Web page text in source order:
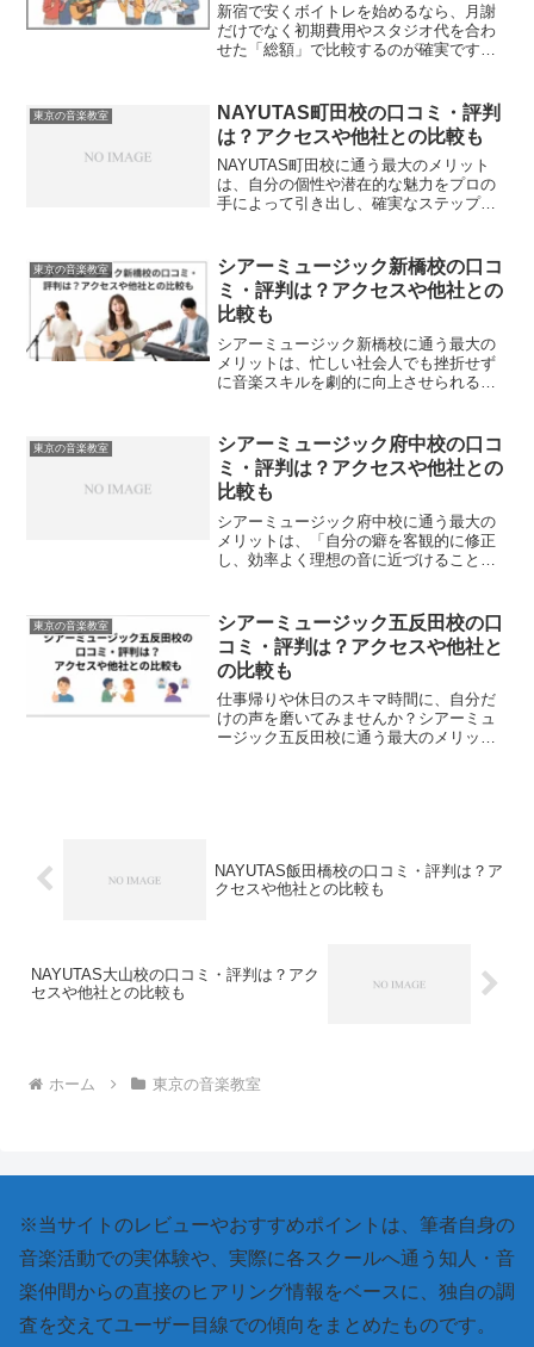
新宿で安くボイトレを始めるなら、月謝
だけでなく初期費用やスタジオ代を合わ
せた「総額」で比較するのが確実です。
あたりの単価を比べ、最後に実際の体験
レッスンで相性を確かめる...
東京の音楽教室
NAYUTAS町田校の口コミ・評判
は？アクセスや他社との比較も
NAYUTAS町田校に通う最大のメリット
は、自分の個性や潜在的な魅力をプロの
手によって引き出し、確実なステップア
すが、プロの客観的な視点とメソッドを
取り入れることで、無...
東京の音楽教室
シアーミュージック新橋校の口コ
ミ・評判は？アクセスや他社との
比較も
シアーミュージック新橋校に通う最大の
メリットは、忙しい社会人でも挫折せず
に音楽スキルを劇的に向上させられる点
ん。しかし、プロの客観的な指導を定期
的に受けることで、発声の癖や...
東京の音楽教室
シアーミュージック府中校の口コ
ミ・評判は？アクセスや他社との
比較も
シアーミュージック府中校に通う最大の
メリットは、「自分の癖を客観的に修正
し、効率よく理想の音に近づけること」
まいがちですが、プロの耳を通すことで
上達の階段を最短で登ること...
東京の音楽教室
シアーミュージック五反田校の口
コミ・評判は？アクセスや他社と
の比較も
仕事帰りや休日のスキマ時間に、自分だ
けの声を磨いてみませんか？シアーミュ
ージック五反田校に通う最大のメリット
NAYUTAS飯田橋校の口コミ・評判は？ア
クセスや他社との比較も
NAYUTAS大山校の口コミ・評判は？アク
セスや他社との比較も
ホーム 東京の音楽教室
※当サイトのレビューやおすすめポイントは、筆者自身の
音楽活動での実体験や、実際に各スクールへ通う知人・音
楽仲間からの直接のヒアリング情報をベースに、独自の調
査を交えてユーザー目線での傾向をまとめたものです。